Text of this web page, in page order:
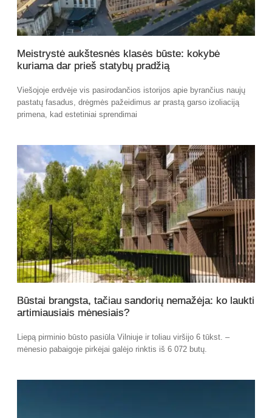
Meistrystė aukštesnės klasės būste: kokybė
kuriama dar prieš statybų pradžią
Viešojoje erdvėje vis pasirodančios istorijos apie byrančius naujų
pastatų fasadus, drėgmės pažeidimus ar prastą garso izoliaciją
primena, kad estetiniai sprendimai
Būstai brangsta, tačiau sandorių nemažėja: ko laukti
artimiausiais mėnesiais?
Liepą pirminio būsto pasiūla Vilniuje ir toliau viršijo 6 tūkst. –
mėnesio pabaigoje pirkėjai galėjo rinktis iš 6 072 butų.